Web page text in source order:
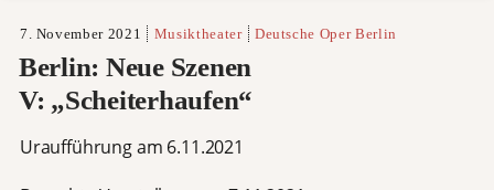
7. November 2021 Musiktheater Deutsche Oper Berlin
Berlin: Neue Szenen
V: „Scheiterhaufen“
Uraufführung am 6.11.2021